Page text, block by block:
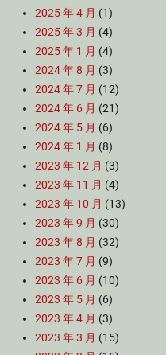
2025 年 4 月 (1)
2025 年 3 月 (4)
2025 年 1 月 (4)
2024 年 8 月 (3)
2024 年 7 月 (12)
2024 年 6 月 (21)
2024 年 5 月 (6)
2024 年 1 月 (8)
2023 年 12 月 (3)
2023 年 11 月 (4)
2023 年 10 月 (13)
2023 年 9 月 (30)
2023 年 8 月 (32)
2023 年 7 月 (9)
2023 年 6 月 (10)
2023 年 5 月 (6)
2023 年 4 月 (3)
2023 年 3 月 (15)